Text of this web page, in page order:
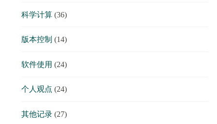
科学计算(36)
版本控制 (14)
软件使用 (24)
个人观点 (24)
其他记录(27)